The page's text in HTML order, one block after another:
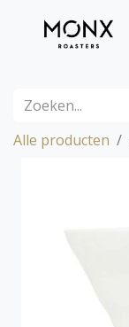
Alle producten